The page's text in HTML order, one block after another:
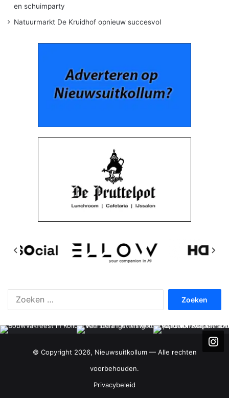
en schuimparty
Natuurmarkt De Kruidhof opnieuw succesvol
© Copyright 2026, Nieuwsuitkollum — Alle rechten
voorbehouden.
Privacybeleid